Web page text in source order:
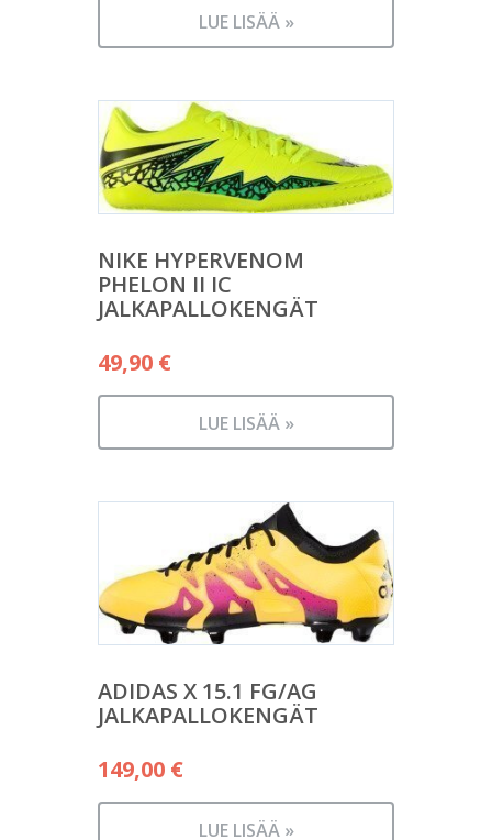
LUE LISÄÄ »
NIKE HYPERVENOM
PHELON II IC
JALKAPALLOKENGÄT
49,90 €
LUE LISÄÄ »
ADIDAS X 15.1 FG/AG
JALKAPALLOKENGÄT
149,00 €
LUE LISÄÄ »